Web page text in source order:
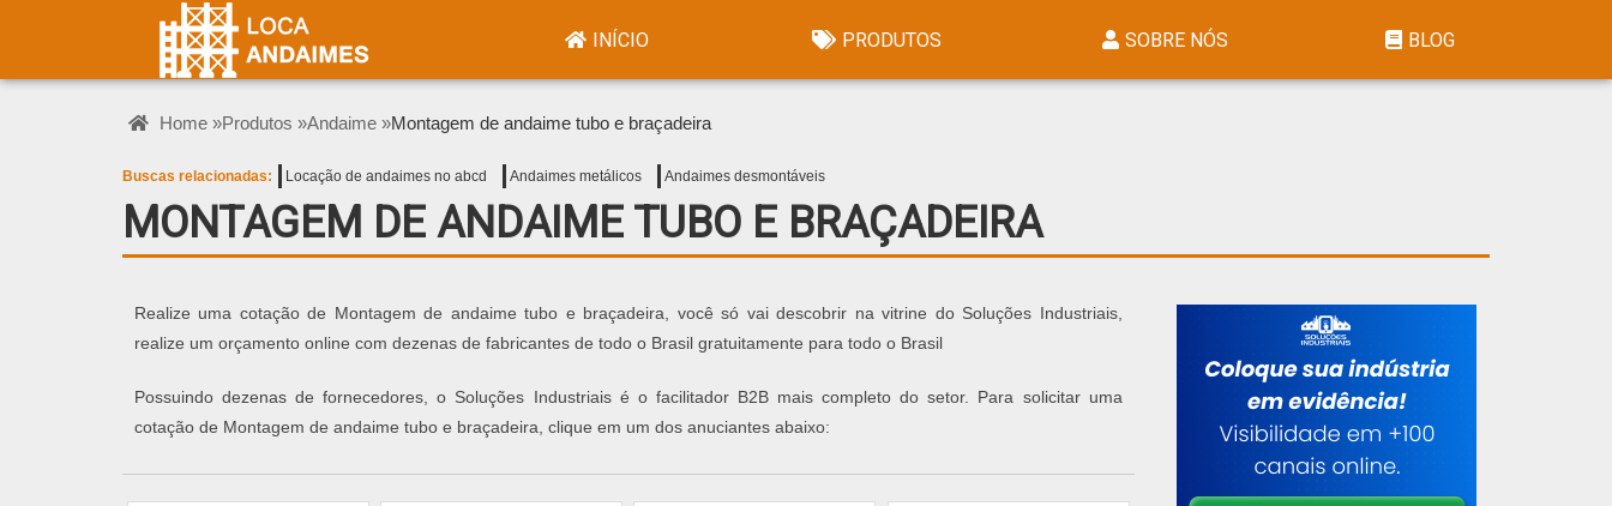
INÍCIO PRODUTOS SOBRE NÓS BLOG
Home »Produtos »Andaime »Montagem de andaime tubo e braçadeira
Buscas relacionadas: Locação de andaimes no abcd Andaimes metálicos Andaimes desmontáveis
MONTAGEM DE ANDAIME TUBO E BRAÇADEIRA
Realize uma cotação de Montagem de andaime tubo e braçadeira, você só vai descobrir na vitrine do Soluções Industriais,
realize um orçamento online com dezenas de fabricantes de todo o Brasil gratuitamente para todo o Brasil
Possuindo dezenas de fornecedores, o Soluções Industriais é o facilitador B2B mais completo do setor. Para solicitar uma
cotação de Montagem de andaime tubo e braçadeira, clique em um dos anuciantes abaixo: